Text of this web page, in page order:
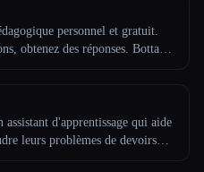
personnel et gratuit.
obtenez des réponses. Botta
d'apprentissage qui aide
leurs problèmes de devoirs